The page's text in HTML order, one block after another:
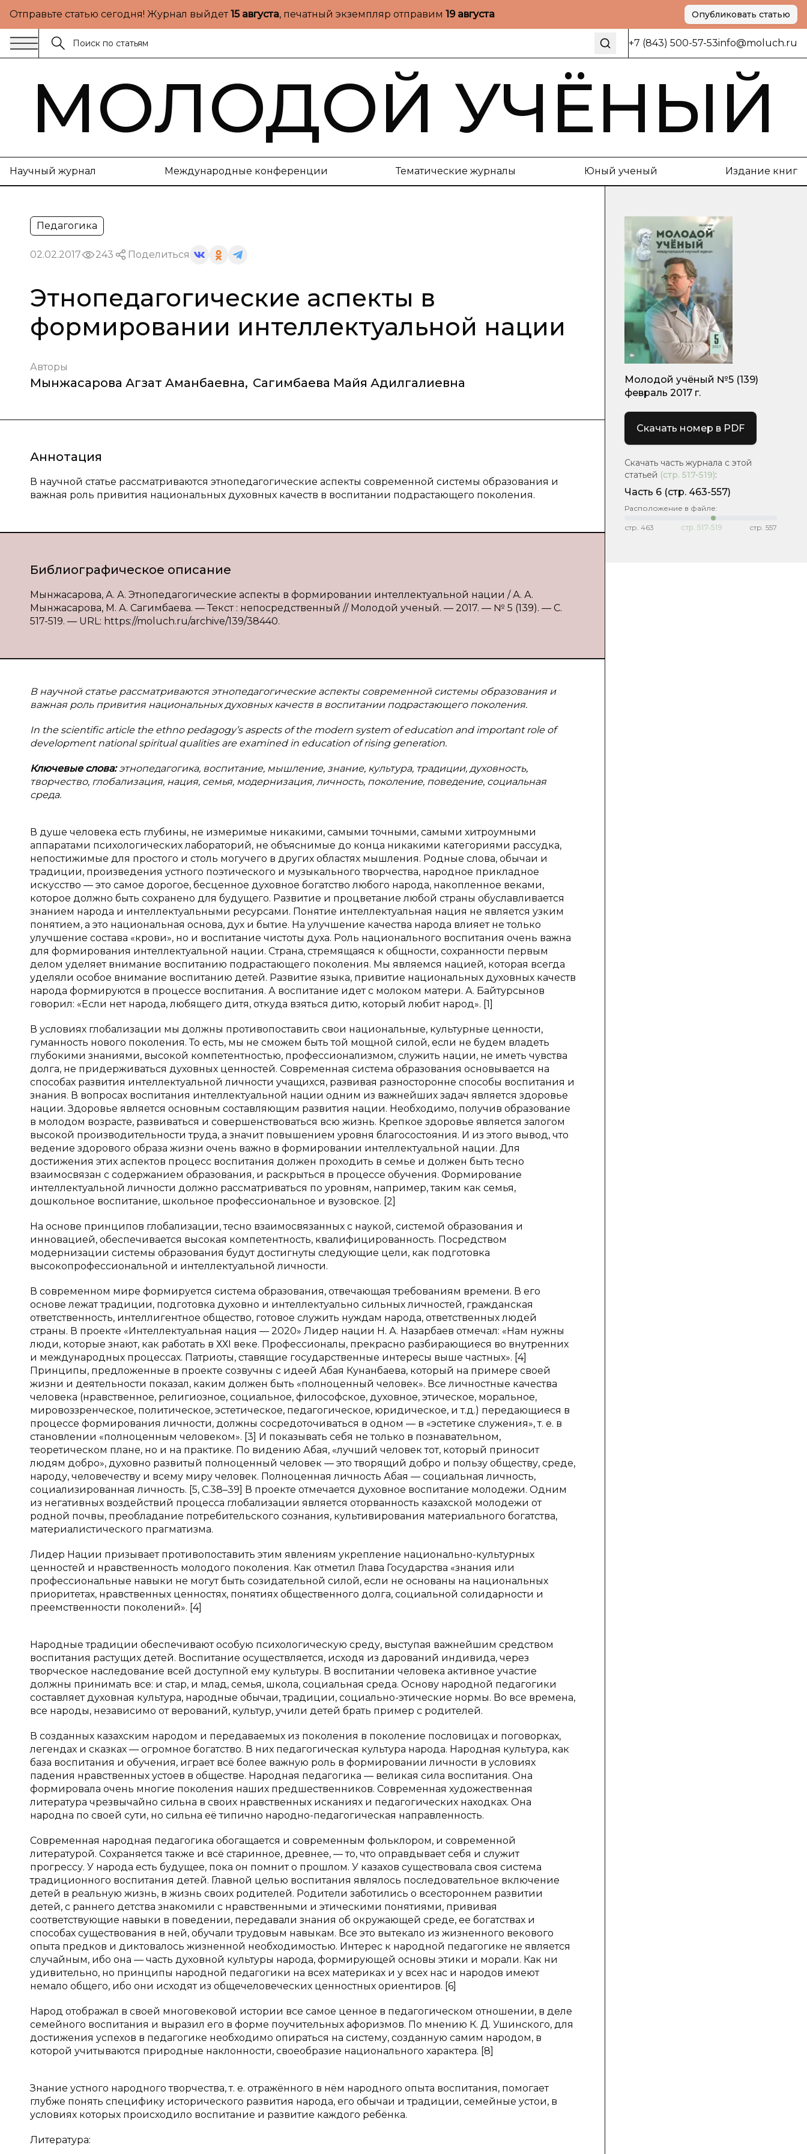
Отправьте статью сегодня! Журнал выйдет15 августа, печатный экземпляр отправим 19 августа Опубликовать статью
+7 (843) 500-57-53info@moluch.ru
МОЛОДОЙ УЧЁНЫЙ
Научный журнал Международные конференции Тематические журналы Юный ученый Издание книг
Педагогика
02.02.2017 243 Поделиться
Этнопедагогические аспекты в
формировании интеллектуальной нации
Авторы
Мынжасарова Агзат Аманбаевна, Сагимбаева Майя Адилгалиевна
Аннотация
В научной статье рассматриваются этнопедагогические аспекты современной системы образования и
важная роль привития национальных духовных качеств в воспитании подрастающего поколения.
Библиографическое описание
Мынжасарова, А. А. Этнопедагогические аспекты в формировании интеллектуальной нации / А. А.
Мынжасарова, М. А. Сагимбаева. — Текст : непосредственный // Молодой ученый. — 2017. — № 5 (139). — С.
517-519. — URL: https://moluch.ru/archive/139/38440.
В научной статье рассматриваются этнопедагогические аспекты современной системы образования и
важная роль привития национальных духовных качеств в воспитании подрастающего поколения.
In the scientific article the ethno pedagogy’s aspects of the modern system of education and important role of
development national spiritual qualities are examined in education of rising generation.
Ключевые слова:этнопедагогика, воспитание, мышление, знание, культура, традиции, духовность,
творчество, глобализация, нация, семья, модернизация, личность, поколение, поведение, социальная
среда.
В душе человека есть глубины, не измеримые никакими, самыми точными, самыми хитроумными
аппаратами психологических лабораторий, не объяснимые до конца никакими категориями рассудка,
непостижимые для простого и столь могучего в других областях мышления. Родные слова, обычаи и
традиции, произведения устного поэтического и музыкального творчества, народное прикладное
искусство — это самое дорогое, бесценное духовное богатство любого народа, накопленное веками,
которое должно быть сохранено для будущего. Развитие и процветание любой страны обуславливается
знанием народа и интеллектуальными ресурсами. Понятие интеллектуальная нация не является узким
понятием, а это национальная основа, дух и бытие. На улучшение качества народа влияет не только
улучшение состава «крови», но и воспитание чистоты духа. Роль национального воспитания очень важна
для формирования интеллектуальной нации. Страна, стремящаяся к общности, сохранности первым
делом уделяет внимание воспитанию подрастающего поколения. Мы являемся нацией, которая всегда
уделяли особое внимание воспитанию детей. Развитие языка, привитие национальных духовных качеств
народа формируются в процессе воспитания. А воспитание идет с молоком матери. А. Байтурсынов
говорил: «Если нет народа, любящего дитя, откуда взяться дитю, который любит народ». [1]
В условиях глобализации мы должны противопоставить свои национальные, культурные ценности,
гуманность нового поколения. То есть, мы не сможем быть той мощной силой, если не будем владеть
глубокими знаниями, высокой компетентностью, профессионализмом, служить нации, не иметь чувства
долга, не придерживаться духовных ценностей. Современная система образования основывается на
способах развития интеллектуальной личности учащихся, развивая разносторонне способы воспитания и
знания. В вопросах воспитания интеллектуальной нации одним из важнейших задач является здоровье
нации. Здоровье является основным составляющим развития нации. Необходимо, получив образование
в молодом возрасте, развиваться и совершенствоваться всю жизнь. Крепкое здоровье является залогом
высокой производительности труда, а значит повышением уровня благосостояния. И из этого вывод, что
ведение здорового образа жизни очень важно в формировании интеллектуальной нации. Для
достижения этих аспектов процесс воспитания должен проходить в семье и должен быть тесно
взаимосвязан с содержанием образования, и раскрыться в процессе обучения. Формирование
интеллектуальной личности должно рассматриваться по уровням, например, таким как семья,
дошкольное воспитание, школьное профессиональное и вузовское. [2]
На основе принципов глобализации, тесно взаимосвязанных с наукой, системой образования и
инновацией, обеспечивается высокая компетентность, квалифицированность. Посредством
модернизации системы образования будут достигнуты следующие цели, как подготовка
высокопрофессиональной и интеллектуальной личности.
В современном мире формируется система образования, отвечающая требованиям времени. В его
основе лежат традиции, подготовка духовно и интеллектуально сильных личностей, гражданская
ответственность, интеллигентное общество, готовое служить нуждам народа, ответственных людей
страны. В проекте «Интеллектуальная нация — 2020» Лидер нации Н. А. Назарбаев отмечал: «Нам нужны
люди, которые знают, как работать в ХХІ веке. Профессионалы, прекрасно разбирающиеся во внутренних
и международных процессах. Патриоты, ставящие государственные интересы выше частных». [4]
Принципы, предложенные в проекте созвучны с идеей Абая Кунанбаева, который на примере своей
жизни и деятельности показал, каким должен быть «полноценный человек». Все личностные качества
человека (нравственное, религиозное, социальное, философское, духовное, этическое, моральное,
мировоззренческое, политическое, эстетическое, педагогическое, юридическое, и т.д.) передающиеся в
процессе формирования личности, должны сосредоточиваться в одном — в «эстетике служения», т. е. в
становлении «полноценным человеком». [3] И показывать себя не только в познавательном,
теоретическом плане, но и на практике. По видению Абая, «лучший человек тот, который приносит
людям добро», духовно развитый полноценный человек — это творящий добро и пользу обществу, среде,
народу, человечеству и всему миру человек. Полноценная личность Абая — социальная личность,
социализированная личность. [5, С.38–39] В проекте отмечается духовное воспитание молодежи. Одним
из негативных воздействий процесса глобализации является оторванность казахской молодежи от
родной почвы, преобладание потребительского сознания, культивирования материального богатства,
материалистического прагматизма.
Лидер Нации призывает противопоставить этим явлениям укрепление национально-культурных
ценностей и нравственность молодого поколения. Как отметил Глава Государства «знания или
профессиональные навыки не могут быть созидательной силой, если не основаны на национальных
приоритетах, нравственных ценностях, понятиях общественного долга, социальной солидарности и
преемственности поколений». [4]
Народные традиции обеспечивают особую психологическую среду, выступая важнейшим средством
воспитания растущих детей. Воспитание осуществляется, исходя из дарований индивида, через
творческое наследование всей доступной ему культуры. В воспитании человека активное участие
должны принимать все: и стар, и млад, семья, школа, социальная среда. Основу народной педагогики
составляет духовная культура, народные обычаи, традиции, социально-этические нормы. Во все времена,
все народы, независимо от верований, культур, учили детей брать пример с родителей.
В созданных казахским народом и передаваемых из поколения в поколение пословицах и поговорках,
легендах и сказках — огромное богатство. В них педагогическая культура народа. Народная культура, как
база воспитания и обучения, играет всё более важную роль в формировании личности в условиях
падения нравственных устоев в обществе. Народная педагогика — великая сила воспитания. Она
формировала очень многие поколения наших предшественников. Современная художественная
литература чрезвычайно сильна в своих нравственных исканиях и педагогических находках. Она
народна по своей сути, но сильна её типично народно-педагогическая направленность.
Современная народная педагогика обогащается и современным фольклором, и современной
литературой. Сохраняется также и всё старинное, древнее, — то, что оправдывает себя и служит
прогрессу. У народа есть будущее, пока он помнит о прошлом. У казахов существовала своя система
традиционного воспитания детей. Главной целью воспитания являлось последовательное включение
детей в реальную жизнь, в жизнь своих родителей. Родители заботились о всестороннем развитии
детей, с раннего детства знакомили с нравственными и этическими понятиями, прививая
соответствующие навыки в поведении, передавали знания об окружающей среде, ее богатствах и
способах существования в ней, обучали трудовым навыкам. Все это вытекало из жизненного векового
опыта предков и диктовалось жизненной необходимостью. Интерес к народной педагогике не является
случайным, ибо она — часть духовной культуры народа, формирующей основы этики и морали. Как ни
удивительно, но принципы народной педагогики на всех материках и у всех нас и народов имеют
немало общего, ибо они исходят из общечеловеческих ценностных ориентиров. [6]
Народ отображал в своей многовековой истории все самое ценное в педагогическом отношении, в деле
семейного воспитания и выразил его в форме поучительных афоризмов. По мнению К. Д. Ушинского, для
достижения успехов в педагогике необходимо опираться на систему, созданную самим народом, в
которой учитываются природные наклонности, своеобразие национального характера. [8]
Знание устного народного творчества, т. е. отражённого в нём народного опыта воспитания, помогает
глубже понять специфику исторического развития народа, его обычаи и традиции, семейные устои, в
условиях которых происходило воспитание и развитие каждого ребёнка.
Литература:
Молодой учёный №5 (139)
февраль 2017 г.
Скачать номер в PDF
Скачать часть журнала с этой
статьей (стр. 517-519):
Часть 6 (cтр. 463-557)
Расположение в файле:
стр. 463 стр. 517-519 стр. 557